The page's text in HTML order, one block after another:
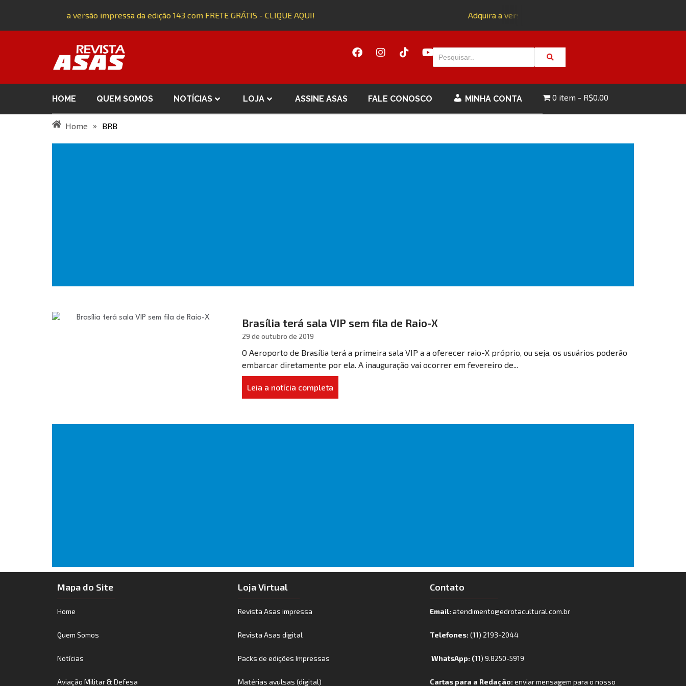
Adquira a versão impressa da edição 143 com FRETE GRÁTIS - CLIQUE AQUI! Adquira a versão impressa da edição 143 com FRETE
HOME QUEM SOMOS NOTÍCIAS LOJA ASSINE ASAS FALE CONOSCO MINHA CONTA 0 item R$0.00
Home » BRB
Brasília terá sala VIP sem fila de Raio-X
29 de outubro de 2019
O Aeroporto de Brasília terá a primeira sala VIP a a oferecer raio-X próprio, ou seja, os usuários poderão
embarcar diretamente por ela. A inauguração vai ocorrer em fevereiro de...
Leia a notícia completa
Mapa do Site
Home
Quem Somos
Notícias
Aviação Militar & Defesa
Loja Virtual
Revista Asas impressa
Revista Asas digital
Packs de edições Impressas
Matérias avulsas (digital)
Contato
Email:atendimento@edrotacultural.com.br
Telefones:(11) 2193-2044
WhatsApp: (11) 9.8250-5919
Cartas para a Redação:enviar mensagem para o nosso